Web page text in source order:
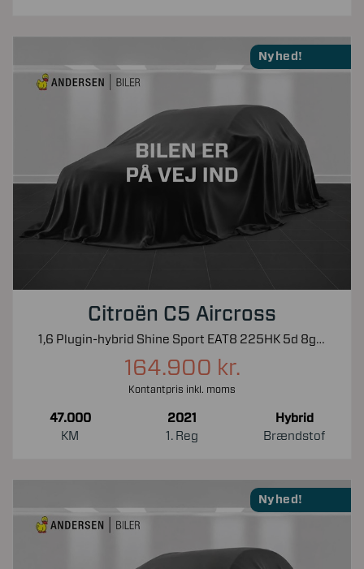
Nyhed!
Citroën C5 Aircross
1,6 Plugin-hybrid Shine Sport EAT8 225HK 5d 8g Aut.
164.900 kr.
Kontantpris inkl. moms
47.000
KM
2021
1. Reg
Hybrid
Brændstof
Nyhed!